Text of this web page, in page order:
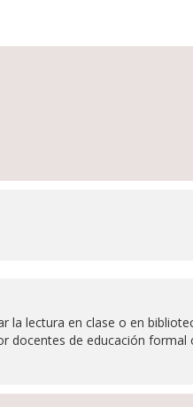
la lectura en clase o en
docentes de educación